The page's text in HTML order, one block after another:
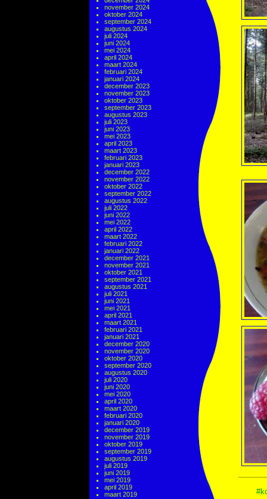
november 2024
oktober 2024
september 2024
augustus 2024
juli 2024
juni 2024
mei 2024
april 2024
maart 2024
februari 2024
januari 2024
december 2023
november 2023
oktober 2023
september 2023
augustus 2023
juli 2023
juni 2023
mei 2023
april 2023
maart 2023
februari 2023
januari 2023
december 2022
november 2022
oktober 2022
september 2022
augustus 2022
juli 2022
juni 2022
mei 2022
april 2022
maart 2022
februari 2022
januari 2022
december 2021
november 2021
oktober 2021
september 2021
augustus 2021
juli 2021
juni 2021
mei 2021
april 2021
maart 2021
februari 2021
januari 2021
december 2020
november 2020
oktober 2020
september 2020
augustus 2020
juli 2020
juni 2020
mei 2020
april 2020
maart 2020
februari 2020
januari 2020
december 2019
november 2019
oktober 2019
september 2019
augustus 2019
juli 2019
juni 2019
mei 2019
april 2019
maart 2019